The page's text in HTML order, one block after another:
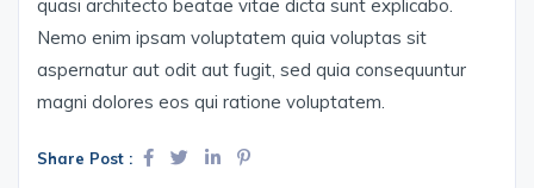
quasi architecto beatae vitae dicta sunt explicabo.
Nemo enim ipsam voluptatem quia voluptas sit
aspernatur aut odit aut fugit, sed quia consequuntur
magni dolores eos qui ratione voluptatem.
Share Post :